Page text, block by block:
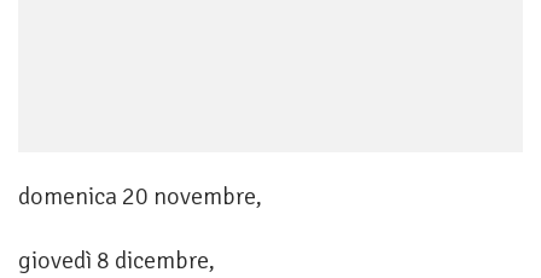
domenica 20 novembre,
giovedì 8 dicembre,